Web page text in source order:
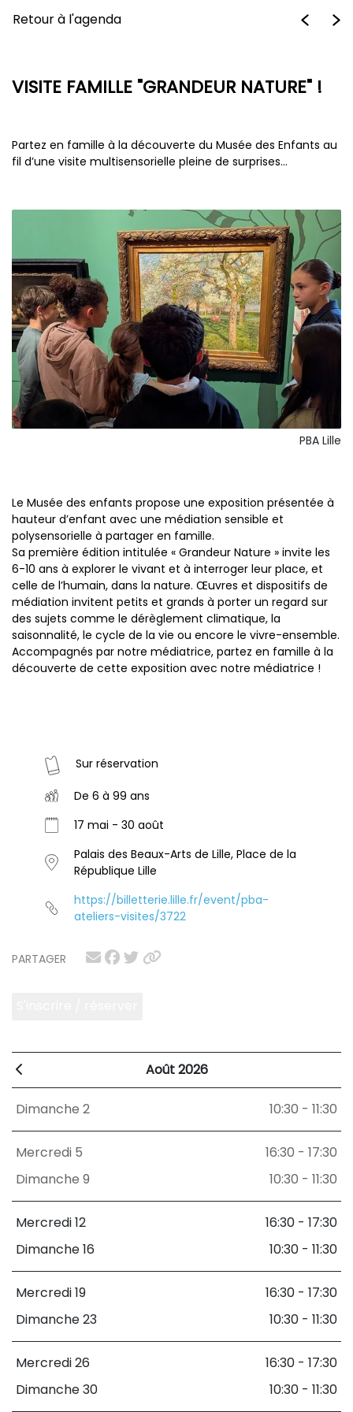
Retour à l'agenda
PARTAGER
Août 2026
Dimanche 2 10:30 - 11:30
Mercredi 5
16:30 - 17:30
Dimanche 9
10:30 - 11:30
Mercredi 12
16:30 - 17:30
Dimanche 16
10:30 - 11:30
Mercredi 19
16:30 - 17:30
Dimanche 23
10:30 - 11:30
Mercredi 26
16:30 - 17:30
Dimanche 30
10:30 - 11:30
VISITE FAMILLE "GRANDEUR NATURE" !
Partez en famille à la découverte du Musée des Enfants au
fil d’une visite multisensorielle pleine de surprises...
PBA Lille
Le Musée des enfants propose une exposition présentée à
hauteur d’enfant avec une médiation sensible et
polysensorielle à partager en famille.
Sa première édition intitulée « Grandeur Nature » invite les
6-10 ans à explorer le vivant et à interroger leur place, et
celle de l’humain, dans la nature. Œuvres et dispositifs de
médiation invitent petits et grands à porter un regard sur
des sujets comme le dérèglement climatique, la
saisonnalité, le cycle de la vie ou encore le vivre-ensemble.
Accompagnés par notre médiatrice, partez en famille à la
découverte de cette exposition avec notre médiatrice !
Sur réservation
De 6 à 99 ans
17 mai - 30 août
Palais des Beaux-Arts de Lille, Place de la
République Lille
https://billetterie.lille.fr/event/pba-
ateliers-visites/3722